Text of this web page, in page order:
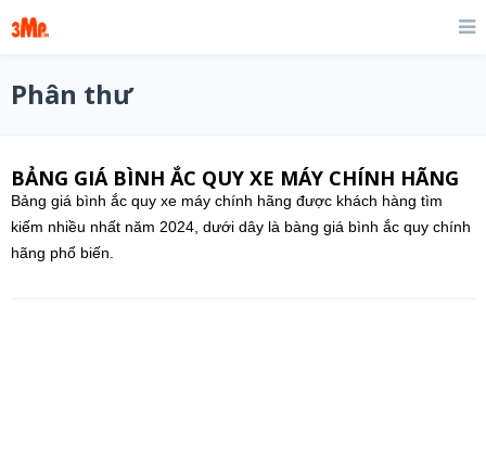
Phân thư
BẢNG GIÁ BÌNH ẮC QUY XE MÁY CHÍNH HÃNG
Bảng giá bình ắc quy xe máy chính hãng được khách hàng tìm
kiếm nhiều nhất năm 2024, dưới dây là bàng giá bình ắc quy chính
hãng phổ biến.